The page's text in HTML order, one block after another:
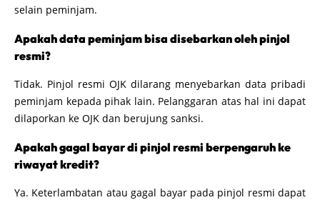
selain peminjam.
Apakah data peminjam bisa disebarkan oleh pinjol
resmi?
Tidak. Pinjol resmi OJK dilarang menyebarkan data pribadi
peminjam kepada pihak lain. Pelanggaran atas hal ini dapat
dilaporkan ke OJK dan berujung sanksi.
Apakah gagal bayar di pinjol resmi berpengaruh ke
riwayat kredit?
Ya. Keterlambatan atau gagal bayar pada pinjol resmi dapat